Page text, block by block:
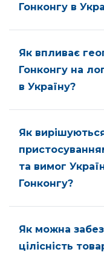
Гонконгу в
Як впливає
Гонконгу на
в Україну?
Як
та вимог
Гонконгу?
Як можна
цілісність